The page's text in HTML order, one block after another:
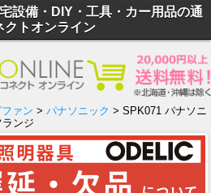
設備・DIY・工具・カー用品の通
クトオンライン
ァン > パナソニック > SPK071 パナソニ
ンジ